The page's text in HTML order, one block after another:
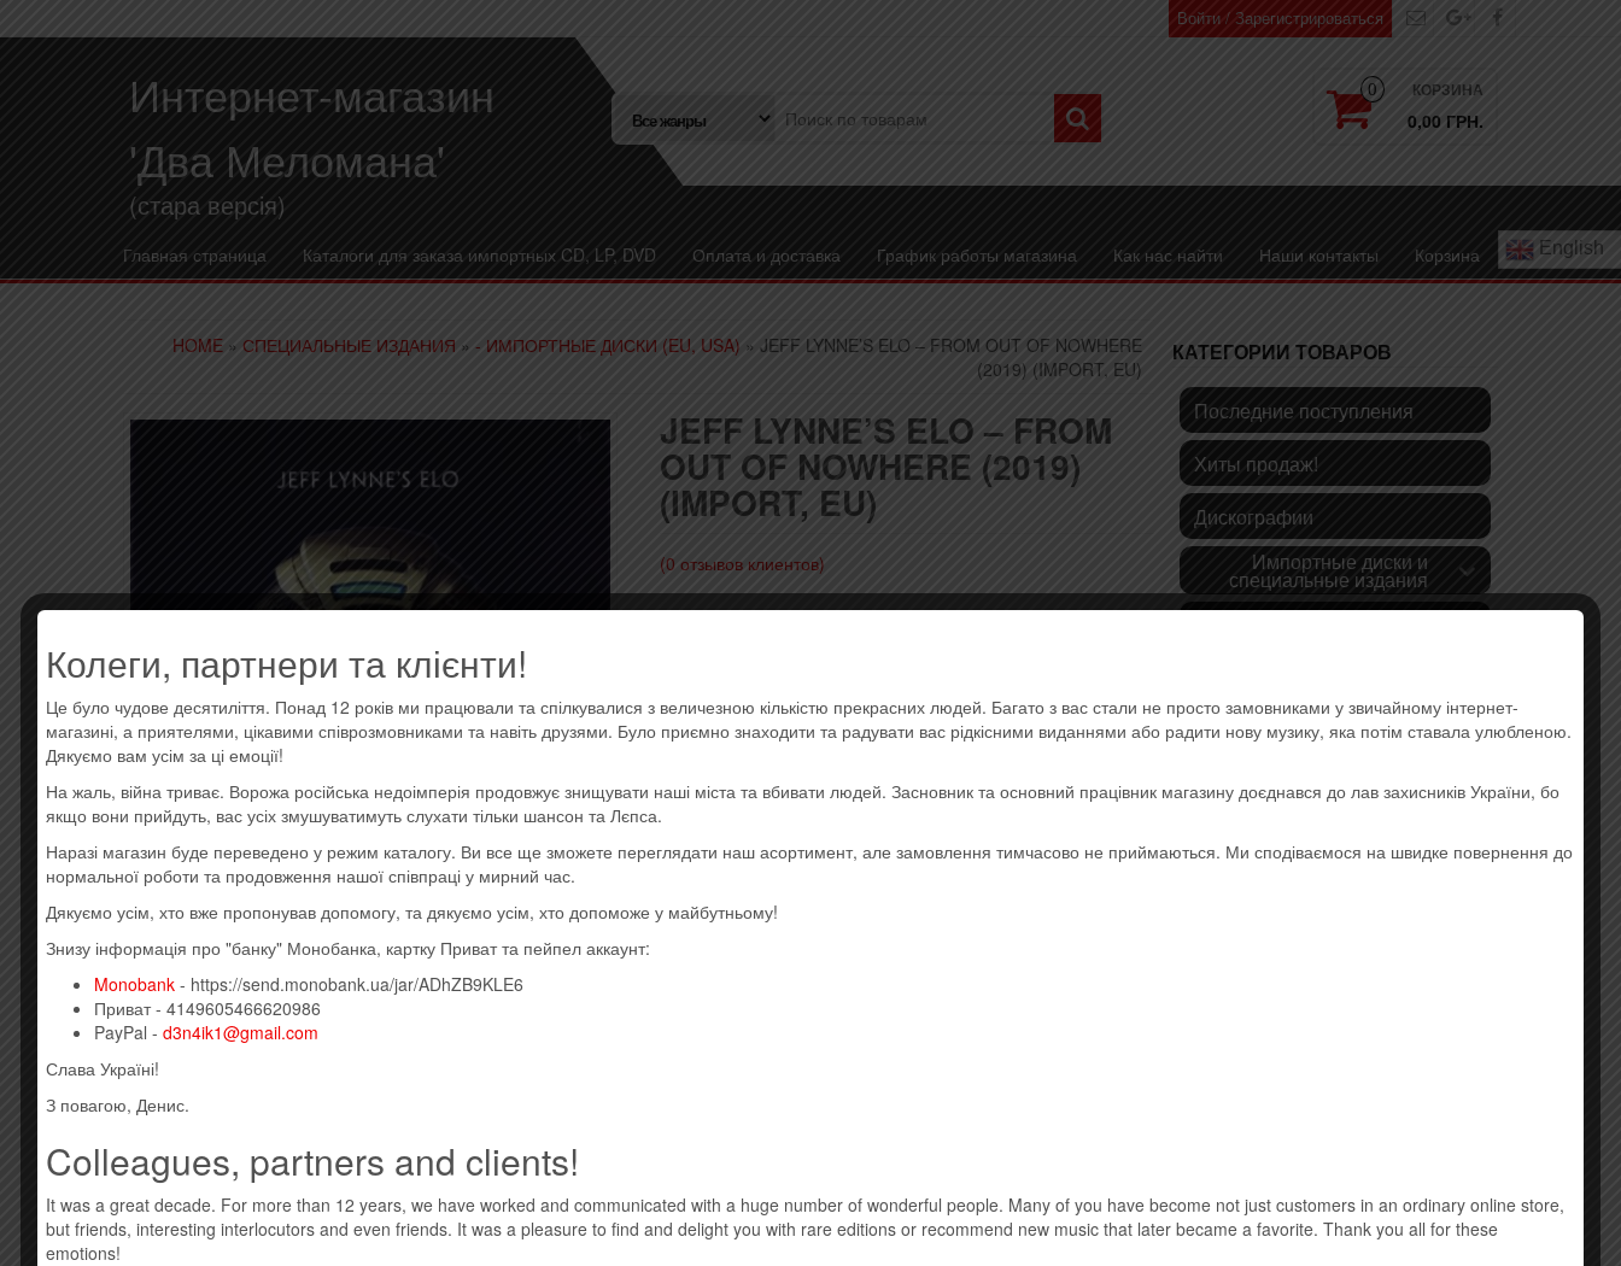
Войти / Зарегистрироваться
Интернет-магазин
'Два Меломана'
(стара версія)
0 КОРЗИНА
0,00 ГРН.
Главная страница Каталоги для заказа импортных CD, LP, DVD Оплата и доставка График работы магазина Как нас найти Наши контакты Корзина English
HOME » СПЕЦИАЛЬНЫЕ ИЗДАНИЯ » - ИМПОРТНЫЕ ДИСКИ (EU, USA) » JEFF LYNNE’S ELO – FROM OUT OF NOWHERE
(2019) (IMPORT, EU)
JEFF LYNNE’S ELO – FROM
OUT OF NOWHERE (2019)
(IMPORT, EU)
(0 отзывов клиентов)
Количество
Jeff
ELO
From
Of
Купить
Артикул:190759871027 Категории:- Classic Rock, Art-rock,
sympho
поступления Метка:Imported
Описание
Усі товари: Jeff Lynne's ELO
КАТЕГОРИИ ТОВАРОВ
Последние поступления
Хиты продаж!
Дискографии
Импортные диски и
специальные издания
Украинская музыка
Lounge
Виниловые пластинки
Колеги, партнери та клієнти!
Це було чудове десятиліття. Понад 12 років ми працювали та спілкувалися з величезною кількістю прекрасних людей. Багато з вас стали не просто замовниками у звичайному інтернет-
магазині, а приятелями, цікавими співрозмовниками та навіть друзями. Було приємно знаходити та радувати вас рідкісними виданнями або радити нову музику, яка потім ставала улюбленою.
Дякуємо вам усім за ці емоції!
На жаль, війна триває. Ворожа російська недоімперія продовжує знищувати наші міста та вбивати людей. Засновник та основний працівник магазину доєднався до лав захисників України, бо
якщо вони прийдуть, вас усіх змушуватимуть слухати тільки шансон та Лєпса.
Наразі магазин буде переведено у режим каталогу. Ви все ще зможете переглядати наш асортимент, але замовлення тимчасово не приймаються. Ми сподіваємося на швидке повернення до
нормальної роботи та продовження нашої співпраці у мирний час.
Дякуємо усім, хто вже пропонував допомогу, та дякуємо усім, хто допоможе у майбутньому!
Знизу інформація про "банку" Монобанка, картку Приват та пейпел аккаунт:
Monobank - https://send.monobank.ua/jar/ADhZB9KLE6
Приват - 4149605466620986
PayPal - d3n4ik1@gmail.com
Слава Україні!
З повагою, Денис.
Colleagues, partners and clients!
It was a great decade. For more than 12 years, we have worked and communicated with a huge number of wonderful people. Many of you have become not just customers in an ordinary online store,
but friends, interesting interlocutors and even friends. It was a pleasure to find and delight you with rare editions or recommend new music that later became a favorite. Thank you all for these
emotions!